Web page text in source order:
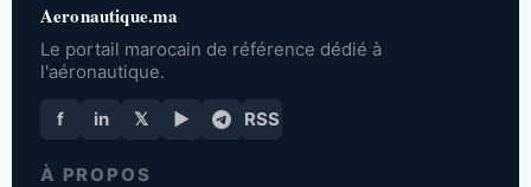
Aeronautique.ma
Le portail marocain de référence dédié à
l'aéronautique.
f in 𝕏 ▶ RSS
À PROPOS